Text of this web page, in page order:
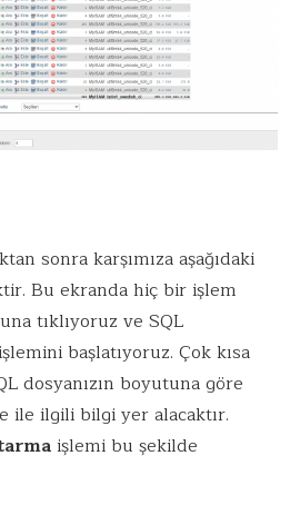
sonra karşımıza aşağıdaki
Bu ekranda hiç bir işlem
tıklıyoruz ve SQL
başlatıyoruz. Çok kısa
dosyanızın boyutuna göre
ile ilgili bilgi yer alacaktır.
işlemi bu şekilde